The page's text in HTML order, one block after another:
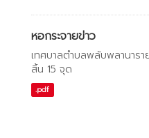
หอกระจายข่าว
เทศบาลตำบลพลับพลานาร
สิ้น 15 จุด
.pdf